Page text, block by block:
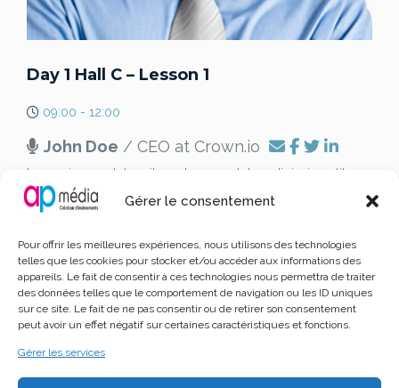
Gérer le consentement
Pour offrir les meilleures expériences, nous utilisons des technologies
telles que les cookies pour stocker et/ou accéder aux informations des
appareils. Le fait de consentir à ces technologies nous permettra de traiter
des données telles que le comportement de navigation ou les ID uniques
sur ce site. Le fait de ne pas consentir ou de retirer son consentement
peut avoir un effet négatif sur certaines caractéristiques et fonctions.
Gérer les services
Day 1 Hall C – Lesson 1
09:00 - 12:00
John Doe / CEO at Crown.io
Lorem ipsum dolor sit amet, consectetur adipiscing elit.
Sed vitae diam metus. Donec cursus magna eget sem
convallis facilisis. Vestibulum dictum nibh at ullamcorper
pellentesque. Nunc sagittis, felis in feugiat mollis, libero
eros consectetur elit non cursus lacus nisl at dolor.
Lorem ipsum dolor sit amet, consectetur adipiscing elit.
Sed vitae diam metus. Donec cursus magna eget sem
convallis facilisis. Vestibulum dictum nibh at ullamcorper
pellentesque. Nunc sagittis, felis in feugiat mollis, libero